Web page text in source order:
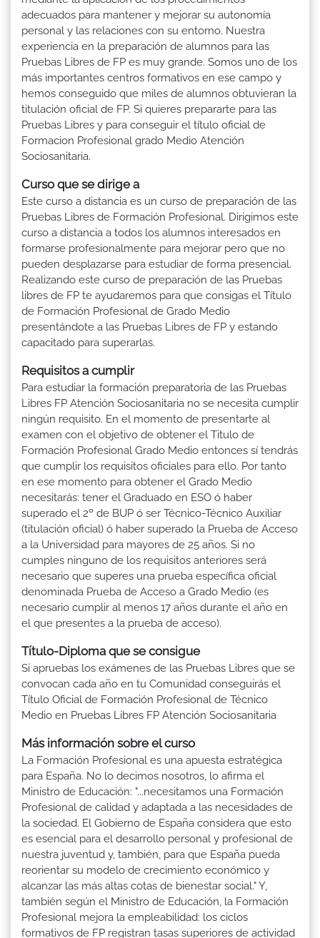
adecuados para mantener y mejorar su autonomía
personal y las relaciones con su entorno. Nuestra
experiencia en la preparación de alumnos para las
Pruebas Libres de FP es muy grande. Somos uno de los
más importantes centros formativos en ese campo y
hemos conseguido que miles de alumnos obtuvieran la
titulación oficial de FP. Si quieres prepararte para las
Pruebas Libres y para conseguir el título oficial de
Formacion Profesional grado Medio Atención
Sociosanitaria.
Curso que se dirige a
Este curso a distancia es un curso de preparación de las
Pruebas Libres de Formación Profesional. Dirigimos este
curso a distancia a todos los alumnos interesados en
formarse profesionalmente para mejorar pero que no
pueden desplazarse para estudiar de forma presencial.
Realizando este curso de preparación de las Pruebas
libres de FP te ayudaremos para que consigas el Título
de Formación Profesional de Grado Medio
presentándote a las Pruebas Libres de FP y estando
capacitado para superarlas.
Requisitos a cumplir
Para estudiar la formación preparatoria de las Pruebas
Libres FP Atención Sociosanitaria no se necesita cumplir
ningún requisito. En el momento de presentarte al
examen con el objetivo de obtener el Titulo de
Formación Profesional Grado Medio entonces sí tendrás
que cumplir los requisitos oficiales para ello. Por tanto
en ese momento para obtener el Grado Medio
necesitarás: tener el Graduado en ESO ó haber
superado el 2º de BUP ó ser Técnico-Técnico Auxiliar
(titulación oficial) ó haber superado la Prueba de Acceso
a la Universidad para mayores de 25 años. Si no
cumples ninguno de los requisitos anteriores será
necesario que superes una prueba específica oficial
denominada Prueba de Acceso a Grado Medio (es
necesario cumplir al menos 17 años durante el año en
el que presentes a la prueba de acceso).
Título-Diploma que se consigue
Si apruebas los exámenes de las Pruebas Libres que se
convocan cada año en tu Comunidad conseguirás el
Título Oficial de Formación Profesional de Técnico
Medio en Pruebas Libres FP Atención Sociosanitaria
Más información sobre el curso
La Formación Profesional es una apuesta estratégica
para España. No lo decimos nosotros, lo afirma el
Ministro de Educación: "...necesitamos una Formación
Profesional de calidad y adaptada a las necesidades de
la sociedad. El Gobierno de España considera que esto
es esencial para el desarrollo personal y profesional de
nuestra juventud y, también, para que España pueda
reorientar su modelo de crecimiento económico y
alcanzar las más altas cotas de bienestar social." Y,
también según el Ministro de Educación, la Formación
Profesional mejora la empleabilidad: los ciclos
formativos de FP registran tasas superiores de actividad